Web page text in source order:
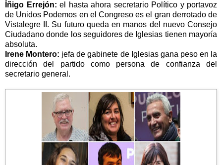
Íñigo Errejón: el hasta ahora secretario Político y portavoz
de Unidos Podemos en el Congreso es el gran derrotado de
Vistalegre II. Su futuro queda en manos del nuevo Consejo
Ciudadano donde los seguidores de Iglesias tienen mayoría
absoluta.
Irene Montero: jefa de gabinete de Iglesias gana peso en la
dirección del partido como persona de confianza del
secretario general.